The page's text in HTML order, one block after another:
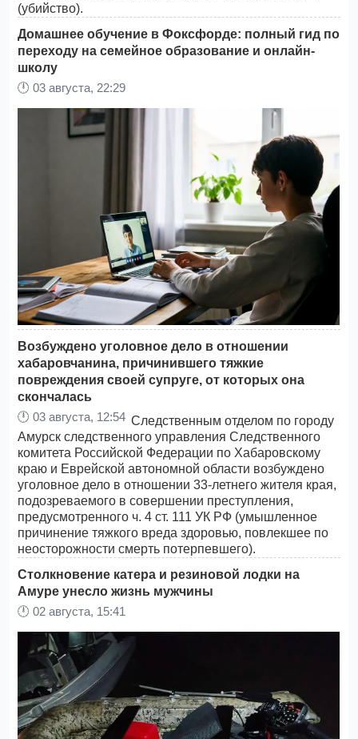
(убийство).
Домашнее обучение в Фоксфорде: полный гид по
переходу на семейное образование и онлайн-
школу
🕛03 августа, 22:29
Возбуждено уголовное дело в отношении
хабаровчанина, причинившего тяжкие
повреждения своей супруге, от которых она
скончалась
🕛03 августа, 12:54 Следственным отделом по городу
Амурск следственного управления Следственного
комитета Российской Федерации по Хабаровскому
краю и Еврейской автономной области возбуждено
уголовное дело в отношении 33-летнего жителя края,
подозреваемого в совершении преступления,
предусмотренного ч. 4 ст. 111 УК РФ (умышленное
причинение тяжкого вреда здоровью, повлекшее по
неосторожности смерть потерпевшего).
Столкновение катера и резиновой лодки на
Амуре унесло жизнь мужчины
🕛02 августа, 15:41